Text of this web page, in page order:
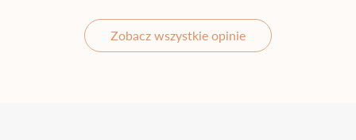
Zobacz wszystkie opinie